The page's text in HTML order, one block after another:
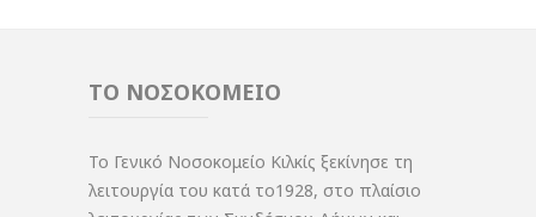
ΤΟ ΝΟΣΟΚΟΜΕΙΟ
Το Γενικό Νοσοκομείο Κιλκίς ξεκίνησε τη
λειτουργία του κατά το1928, στο πλαίσιο